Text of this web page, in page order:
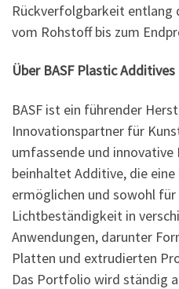
Rückverfolgbarkeit
vom Rohstoff bis zum
Über BASF Plastic Additives
BASF ist ein führender
Innovationspartner für
umfassende und
beinhaltet Additive, die eine
ermöglichen und sowohl für
Lichtbeständigkeit in
Anwendungen, darunter
Platten und extrudierten
Das Portfolio wird ständig